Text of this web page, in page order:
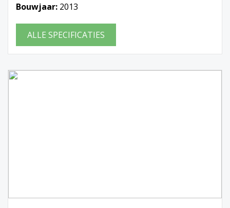
Bouwjaar: 2013
ALLE SPECIFICATIES